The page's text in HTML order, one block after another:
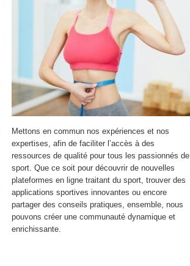
Mettons en commun nos expériences et nos
expertises, afin de faciliter l’accès à des
ressources de qualité pour tous les passionnés de
sport. Que ce soit pour découvrir de nouvelles
plateformes en ligne traitant du sport, trouver des
applications sportives innovantes ou encore
partager des conseils pratiques, ensemble, nous
pouvons créer une communauté dynamique et
enrichissante.